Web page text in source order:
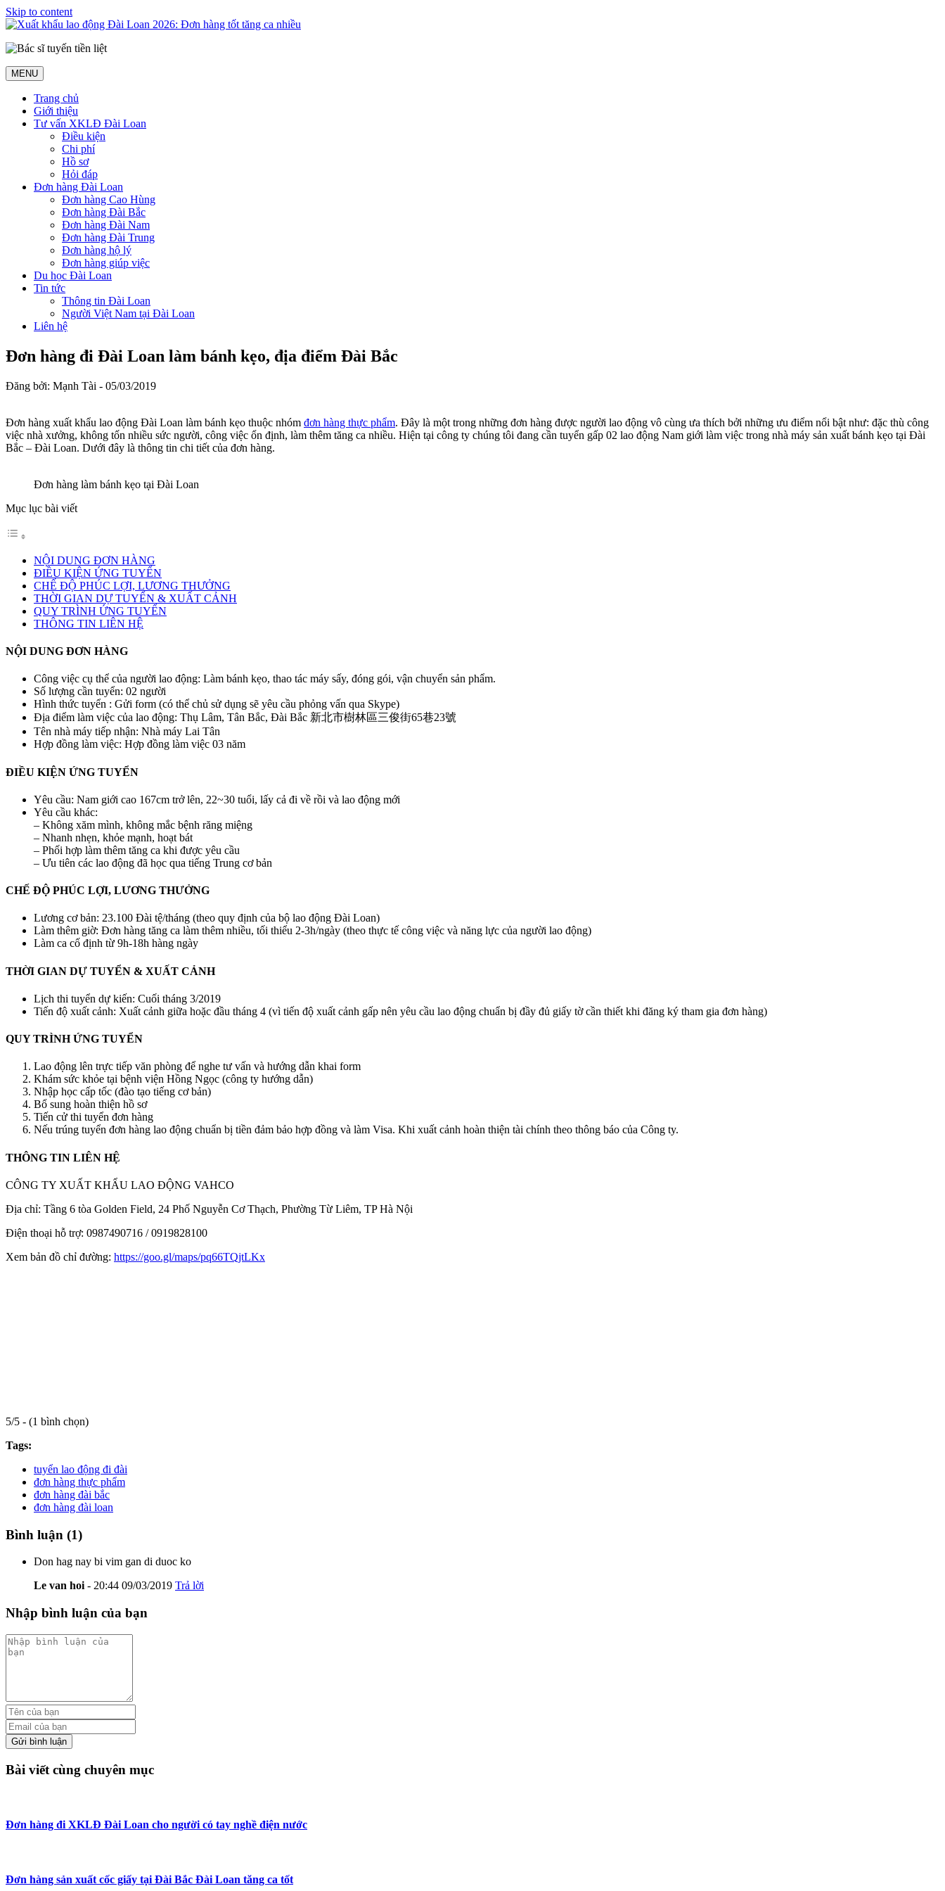
Skip to content
MENU
Trang chủ
Giới thiệu
Tư vấn XKLĐ Đài Loan
Điều kiện
Chi phí
Hồ sơ
Hỏi đáp
Đơn hàng Đài Loan
Đơn hàng Cao Hùng
Đơn hàng Đài Bắc
Đơn hàng Đài Nam
Đơn hàng Đài Trung
Đơn hàng hộ lý
Đơn hàng giúp việc
Du học Đài Loan
Tin tức
Thông tin Đài Loan
Người Việt Nam tại Đài Loan
Liên hệ
Đơn hàng đi Đài Loan làm bánh kẹo, địa điểm Đài Bắc
Đăng bởi: Mạnh Tài - 05/03/2019
Đơn hàng xuất khẩu lao động Đài Loan làm bánh kẹo thuộc nhóm đơn hàng thực phẩm. Đây là một trong những đơn hàng được người lao động vô cùng ưa thích bởi những ưu điểm nổi bật như: đặc thù công
việc nhà xưởng, không tốn nhiều sức người, công việc ổn định, làm thêm tăng ca nhiều. Hiện tại công ty chúng tôi đang cần tuyển gấp 02 lao động Nam giới làm việc trong nhà máy sản xuất bánh kẹo tại Đài
Bắc – Đài Loan. Dưới đây là thông tin chi tiết của đơn hàng.
Đơn hàng làm bánh kẹo tại Đài Loan
Mục lục bài viết
NỘI DUNG ĐƠN HÀNG
ĐIỀU KIỆN ỨNG TUYỂN
CHẾ ĐỘ PHÚC LỢI, LƯƠNG THƯỞNG
THỜI GIAN DỰ TUYỂN & XUẤT CẢNH
QUY TRÌNH ỨNG TUYỂN
THÔNG TIN LIÊN HỆ
NỘI DUNG ĐƠN HÀNG
Công việc cụ thể của người lao động: Làm bánh kẹo, thao tác máy sấy, đóng gói, vận chuyển sản phẩm.
Số lượng cần tuyển: 02 người
Hình thức tuyển : Gửi form (có thể chủ sử dụng sẽ yêu cầu phỏng vấn qua Skype)
Địa điểm làm việc của lao động: Thụ Lâm, Tân Bắc, Đài Bắc 新北市樹林區三俊街65巷23號
Tên nhà máy tiếp nhận: Nhà máy Lai Tân
Hợp đồng làm việc: Hợp đồng làm việc 03 năm
ĐIỀU KIỆN ỨNG TUYỂN
Yêu cầu: Nam giới cao 167cm trở lên, 22~30 tuổi, lấy cả đi về rồi và lao động mới
Yêu cầu khác:
– Không xăm mình, không mắc bệnh răng miệng
– Nhanh nhẹn, khỏe mạnh, hoạt bát
– Phối hợp làm thêm tăng ca khi được yêu cầu
– Ưu tiên các lao động đã học qua tiếng Trung cơ bản
CHẾ ĐỘ PHÚC LỢI, LƯƠNG THƯỞNG
Lương cơ bản: 23.100 Đài tệ/tháng (theo quy định của bộ lao động Đài Loan)
Làm thêm giờ: Đơn hàng tăng ca làm thêm nhiều, tối thiểu 2-3h/ngày (theo thực tế công việc và năng lực của người lao động)
Làm ca cố định từ 9h-18h hàng ngày
THỜI GIAN DỰ TUYỂN & XUẤT CẢNH
Lịch thi tuyển dự kiến: Cuối tháng 3/2019
Tiến độ xuất cảnh: Xuất cảnh giữa hoặc đầu tháng 4 (vì tiến độ xuất cảnh gấp nên yêu cầu lao động chuẩn bị đầy đủ giấy tờ cần thiết khi đăng ký tham gia đơn hàng)
QUY TRÌNH ỨNG TUYỂN
Lao động lên trực tiếp văn phòng để nghe tư vấn và hướng dẫn khai form
Khám sức khỏe tại bệnh viện Hồng Ngọc (công ty hướng dẫn)
Nhập học cấp tốc (đào tạo tiếng cơ bản)
Bổ sung hoàn thiện hồ sơ
Tiến cử thi tuyển đơn hàng
Nếu trúng tuyển đơn hàng lao động chuẩn bị tiền đảm bảo hợp đồng và làm Visa. Khi xuất cảnh hoàn thiện tài chính theo thông báo của Công ty.
THÔNG TIN LIÊN HỆ
CÔNG TY XUẤT KHẨU LAO ĐỘNG VAHCO
Địa chỉ: Tầng 6 tòa Golden Field, 24 Phố Nguyễn Cơ Thạch, Phường Từ Liêm, TP Hà Nội
Điện thoại hỗ trợ: 0987490716 / 0919828100
Xem bản đồ chỉ đường: https://goo.gl/maps/pq66TQjtLKx
5/5 - (1 bình chọn)
Tags:
tuyển lao động đi đài
đơn hàng thực phẩm
đơn hàng đài bắc
đơn hàng đài loan
Bình luận (1)
Don hag nay bi vim gan di duoc ko
Le van hoi- 20:44 09/03/2019 Trả lời
Nhập bình luận của bạn
Gửi bình luận
Bài viết cùng chuyên mục
Đơn hàng đi XKLĐ Đài Loan cho người có tay nghề điện nước
Đơn hàng sản xuất cốc giấy tại Đài Bắc Đài Loan tăng ca tốt